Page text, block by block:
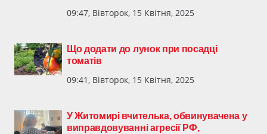
09:47, Вівторок, 15 Квітня, 2025
Що додати до лунок при посадці
томатів
09:41, Вівторок, 15 Квітня, 2025
У Житомирі вчителька, обвинувачена у
виправдовуванні агресії РФ,